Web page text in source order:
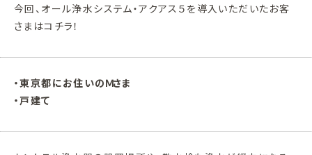
今回、オール浄水システム・アクアス５を導入いただいたお客
さまはコチラ！
・東京都にお住いのＭさま
・戸建て